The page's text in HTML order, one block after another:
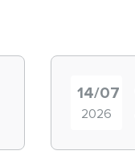
14/07
2026